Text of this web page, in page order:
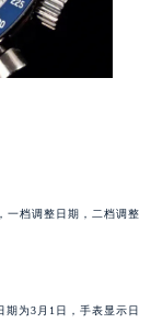
档调整日期，二档调整
为3月1日，手表显示日